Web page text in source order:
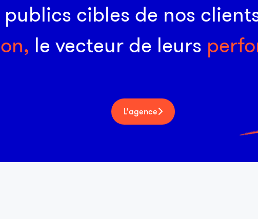
publics cibles de nos client
on, le vecteur de leurs perfo
L’agence